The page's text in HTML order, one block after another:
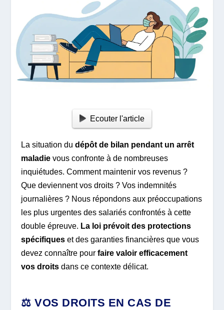
Ecouter l'article
La situation dudépôt de bilan pendant un arrêt
maladie vous confronte à de nombreuses
inquiétudes. Comment maintenir vos revenus ?
Que deviennent vos droits ? Vos indemnités
journalières ? Nous répondons aux préoccupations
les plus urgentes des salariés confrontés à cette
double épreuve. La loi prévoit des protections
spécifiques et des garanties financières que vous
devez connaître pourfaire valoir efficacement
vos droits dans ce contexte délicat.
⚖️ VOS DROITS EN CAS DE